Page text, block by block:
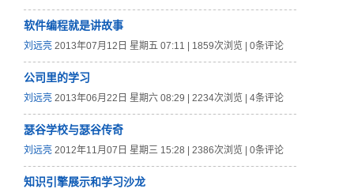
软件编程就是讲故事
刘远亮 2013年07月12日 星期五 07:11 | 1859次浏览 | 0条评论
公司里的学习
刘远亮 2013年06月22日 星期六 08:29 | 2234次浏览 | 4条评论
瑟谷学校与瑟谷传奇
刘远亮 2012年11月07日 星期三 15:28 | 2386次浏览 | 0条评论
知识引擎展示和学习沙龙